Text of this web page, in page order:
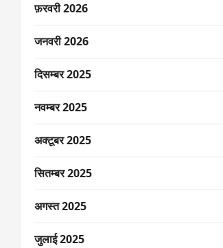
फ़रवरी 2026
जनवरी 2026
दिसम्बर 2025
नवम्बर 2025
अक्टूबर 2025
सितम्बर 2025
अगस्त 2025
जुलाई 2025